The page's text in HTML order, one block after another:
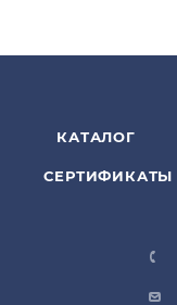
КАТАЛОГ
СЕРТИФИКАТЫ